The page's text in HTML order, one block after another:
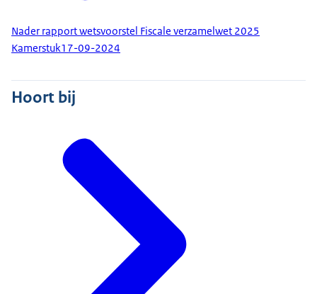
Nader rapport wetsvoorstel Fiscale verzamelwet 2025
Kamerstuk17-09-2024
Hoort bij